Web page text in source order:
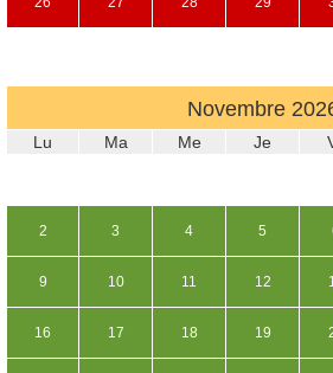
Novembre
Lu Ma Me Je
2 3 4 5
9 10 11 12
16 17 18 19